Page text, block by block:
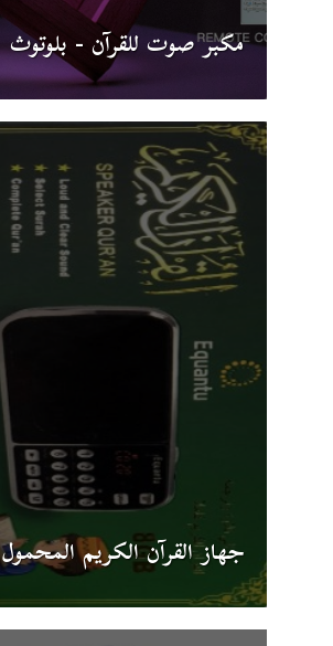
جهاز القرآن الكريم المحمول
مكبر صوت للقرآن - بلوتوث